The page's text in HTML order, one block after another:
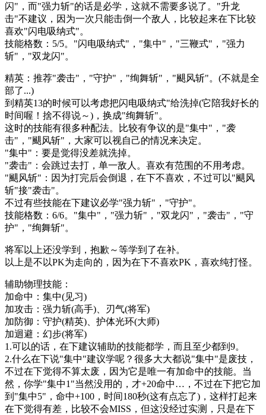
闪"，而"强力斩"的话是必学，这就不需要多说了。"升龙
击"不建议，因为一次只能击倒一个敌人，比较起来在下比较
喜欢"闪电吸纳式"。
技能格数：5/5。"闪电吸纳式"，"集中"，"三鞭式"，"强力
斩"，"双龙闪"。
精英：推荐"袭击"，"守护"，"绚舞斩"，"颶风斩"。(不就是全
部了...)
到精英13的时候可以考虑把闪电吸纳式"给洗掉(它陪我好长的
时间喔！捨不得说～)，换成"绚舞斩"。
这时的技能有很多种配法。比较有争议的是"集中"，"袭
击"，"颶风斩"，大家可以视自己的情况来决定。
"集中"：要是觉得没差就洗掉。
"袭击"：会跳过去打，单一敌人。喜欢有范围的不用考虑。
"颶风斩"：因为打完后会倒退，在下不喜欢，不过可以"颶风
斩"接"袭击"。
不过有些技能在下建议必学"强力斩"，"守护"。
技能格数：6/6。"集中"，"强力斩"，"双龙闪"，"袭击"，"守
护"，"绚舞斩"。
将军以上还没学到，抱歉～等学到了在补。
以上是不以PK为走向的，因为在下不喜欢PK，喜欢纯打怪。
辅助物理技能：
加命中：集中(见习)
加攻击：强力斩(高手)、刃气(将军)
加防御：守护(精英)、护体光环(大师)
加迴避：幻步(将军)
1.可以的话，在下建议辅助的技能都学，而且至少都到9。
2.什么在下说"集中"建议学呢？很多大大都说"集中"是废技，
不过在下觉得不算太废，因为它是唯一有加命中的技能。当
然，你学"集中1"当然没用的，才+20命中…，不过在下把它加
到"集中5"，命中+100，时间180秒(这有点忘了)，这样打起来
在下觉得有差，比较不会MISS，但这没经过实测，只是在下